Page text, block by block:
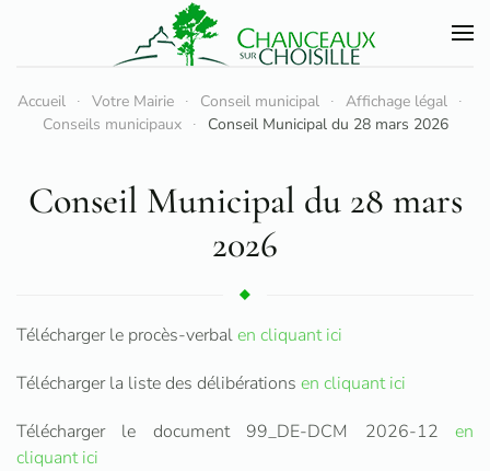
Accéder au contenu principal
Accueil Votre Mairie Conseil municipal
Affichage légal
Conseils municipaux
Conseil Municipal du 28 mars 2026
Conseil Municipal du 28 mars
2026
Télécharger le procès-verbalen cliquant ici
Télécharger la liste des délibérations en cliquant ici
Télécharger le document 99_DE-DCM 2026-12 en
cliquant ici